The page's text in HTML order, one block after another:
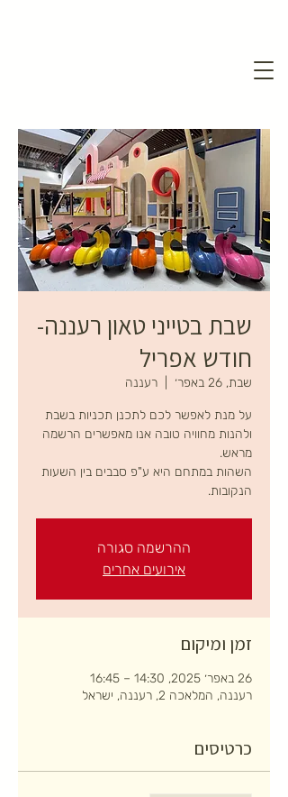
שבת בטייני טאון רעננה-
חודש אפריל
שבת, 26 באפר׳ רעננה
על מנת לאפשר לכם לתכנן תכניות בשבת
ולהנות מחוויה טובה אנו מאפשרים הרשמה
השהות במתחם היא ע"פ סבבים בין השעות
הנקובות.
ההרשמה סגורה
אירועים אחרים
זמן ומיקום
26 באפר׳ 2025, 14:30 – 16:45
רעננה, המלאכה 2, רעננה, ישראל
כרטיסים